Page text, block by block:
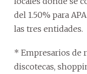
del 1.50% para
las tres entidades.
* Empresarios de
discotecas,